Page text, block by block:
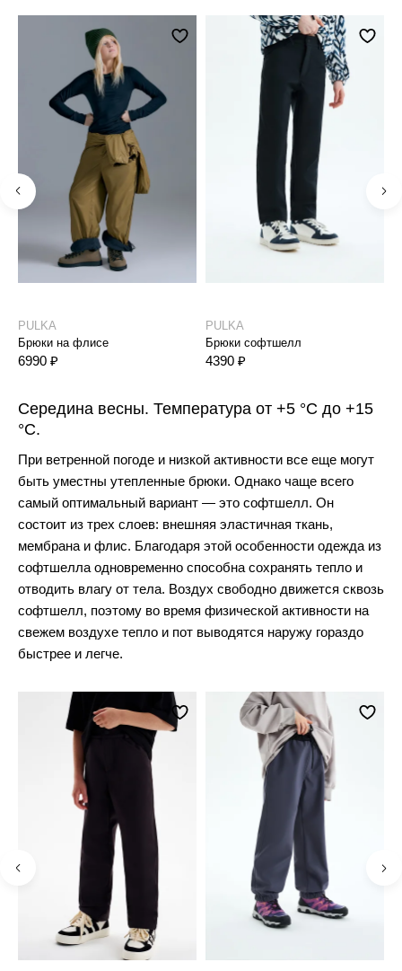
PULKA
Брюки на флисе
6990 ₽
PULKA
Брюки софтшелл
4390 ₽
Середина весны. Температура от +5 °C до +15
°C.
При ветренной погоде и низкой активности все еще могут
быть уместны утепленные брюки. Однако чаще всего
самый оптимальный вариант — это софтшелл. Он
состоит из трех слоев: внешняя эластичная ткань,
мембрана и флис. Благодаря этой особенности одежда из
софтшелла одновременно способна сохранять тепло и
отводить влагу от тела. Воздух свободно движется сквозь
софтшелл, поэтому во время физической активности на
свежем воздухе тепло и пот выводятся наружу гораздо
быстрее и легче.